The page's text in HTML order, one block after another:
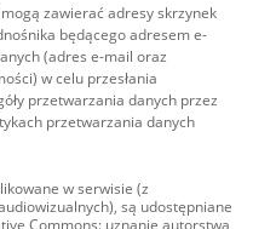
zawierać adresy skrzynek
będącego adresem e-
(adres e-mail oraz
w celu przesłania
przetwarzania danych przez
przetwarzania danych
w serwisie (z
są udostępniane